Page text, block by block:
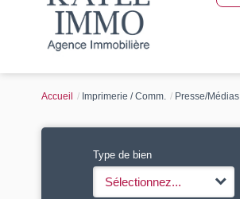
Accueil Imprimerie / Comm. Presse/Médias
Type de bien
Sélectionnez...